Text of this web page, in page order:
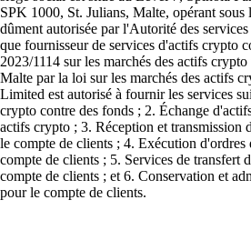
SPK 1000, St. Julians, Malte, opérant sous
dûment autorisée par l'Autorité des
que fournisseur de services d'actifs crypto
2023/1114 sur les marchés des actifs
Malte par la loi sur les marchés des actifs
Limited est autorisé à fournir les services
crypto contre des fonds ; 2. Échange
actifs crypto ; 3. Réception et transmission
le compte de clients ; 4. Exécution
compte de clients ; 5. Services de transfert
compte de clients ; et 6. Conservation et
pour le compte de clients.